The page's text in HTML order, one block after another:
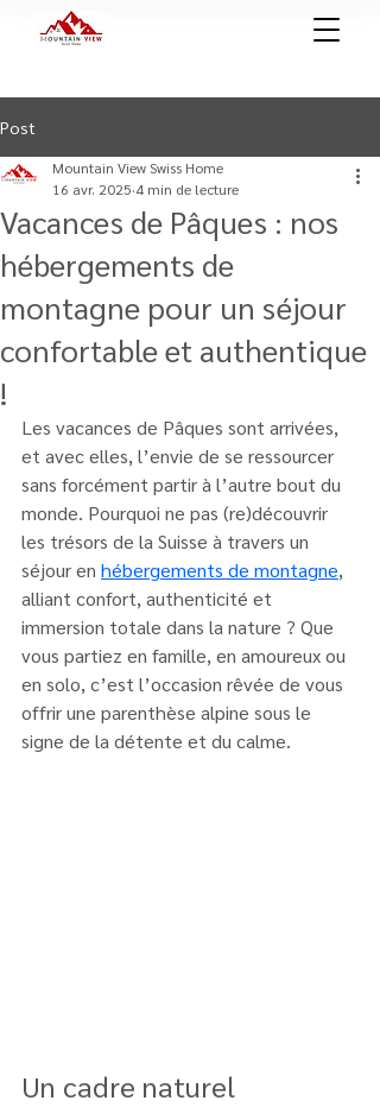
Post
Vacances de Pâques : nos
hébergements de
montagne pour un séjour
confortable et authentique
!
Mountain View Swiss Home
16 avr. 2025 4 min de lecture
Les vacances de Pâques sont arrivées,
et avec elles, l’envie de se ressourcer
sans forcément partir à l’autre bout du
monde. Pourquoi ne pas (re)découvrir
les trésors de la Suisse à travers un
séjour en hébergements de montagne,
alliant confort, authenticité et
immersion totale dans la nature ? Que
vous partiez en famille, en amoureux ou
en solo, c’est l’occasion rêvée de vous
offrir une parenthèse alpine sous le
signe de la détente et du calme.
Un cadre naturel